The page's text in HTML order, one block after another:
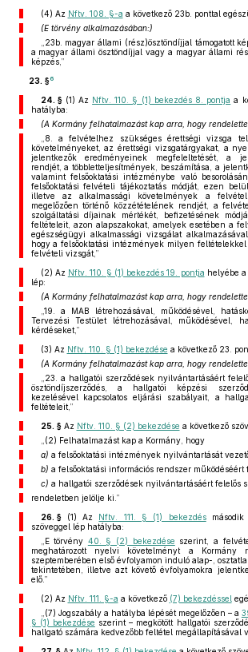
(4) Az Nftv. 108. §-a a következő 23b. ponttal
(E törvény alkalmazásában:)
„23b. magyar állami (rész)ösztöndíjjal támogatott
a magyar állami ösztöndíjjal vagy a magyar állami
képzés,”
23. §6
24. §(1) Az Nftv. 110. § (1) bekezdés 8. pontja a
hatályba:
(A Kormány felhatalmazást kap arra, hogy
„8. a felvételhez szükséges érettségi vizsga
követelményeket, az érettségi vizsgatárgyakat, a
jelentkezők eredményeinek megfeleltetését, a
rendjét, a többletteljesítmények, beszámítása, a
valamint felsőoktatási intézménybe való
felsőoktatási felvételi tájékoztatás módját, ezen
illetve az alkalmassági követelmények a
megelőzően történő közzétételének rendjét, a
szolgáltatási díjainak mértékét, befizetésének
feltételeit, azon alapszakokat, amelyek esetében a
egészségügyi alkalmassági vizsgálat
hogy a felsőoktatási intézmények milyen
felvételi vizsgát,”
(2) Az Nftv. 110. § (1) bekezdés 19. pontja helyébe
lép:
(A Kormány felhatalmazást kap arra, hogy
„19. a MAB létrehozásával, működésével,
Tervezési Testület létrehozásával, működésével,
kérdéseket,”
(3) Az Nftv. 110. § (1) bekezdése a következő 23.
(A Kormány felhatalmazást kap arra, hogy
„23. a hallgatói szerződések nyilvántartásáért
ösztöndíjszerződés, a hallgatói képzési
kezelésével kapcsolatos eljárási szabályait, a
feltételeit,”
25. §Az Nftv. 110. § (2) bekezdése a következő
„(2) Felhatalmazást kap a Kormány, hogy
a) a felsőoktatási intézmények nyilvántartását
b) a felsőoktatási információs rendszer működéséért
c) a hallgatói szerződések nyilvántartásáért felelős
rendeletben jelölje ki.”
26. §(1) Az Nftv. 111. § (1) bekezdésmásodik
szöveggel lép hatályba:
„E törvény 40. § (2) bekezdése szerint, a
meghatározott nyelvi követelményt a Kormány
szeptemberében első évfolyamon induló alap-,
tekintetében, illetve azt követő évfolyamokra
elő.”
(2) Az Nftv. 111. §-a a következő (7) bekezdéssel
„(7) Jogszabály a hatályba lépését megelőzően – a
§ (1) bekezdése szerint – megkötött hallgatói
hallgató számára kedvezőbb feltétel megállapításával